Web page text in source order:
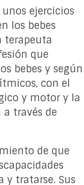
ejercicios
los bebes
terapeuta
que
bebes y según
con el
y motor y la
través de
de que
y tratarse. Sus